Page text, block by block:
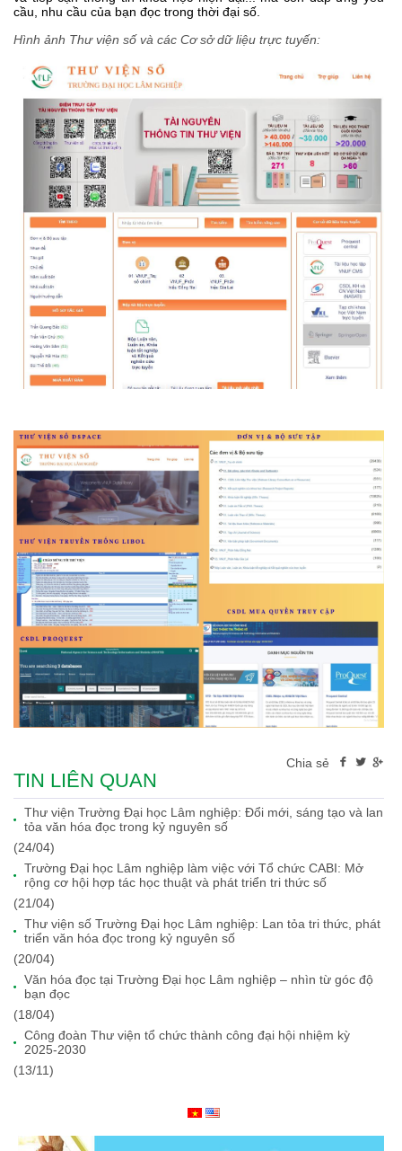
cầu, nhu cầu của bạn đọc trong thời đại số.
Hình ảnh Thư viện số và các Cơ sở dữ liệu trực tuyến:
Chia sẻ
TIN LIÊN QUAN
Thư viện Trường Đại học Lâm nghiệp: Đổi mới, sáng tạo và lan
tỏa văn hóa đọc trong kỷ nguyên số
(24/04)
Trường Đại học Lâm nghiệp làm việc với Tổ chức CABI: Mở
rộng cơ hội hợp tác học thuật và phát triển tri thức số
(21/04)
Thư viện số Trường Đại học Lâm nghiệp: Lan tỏa tri thức, phát
triển văn hóa đọc trong kỷ nguyên số
(20/04)
Văn hóa đọc tại Trường Đại học Lâm nghiệp – nhìn từ góc độ
bạn đọc
(18/04)
Công đoàn Thư viện tổ chức thành công đại hội nhiệm kỳ
2025-2030
(13/11)